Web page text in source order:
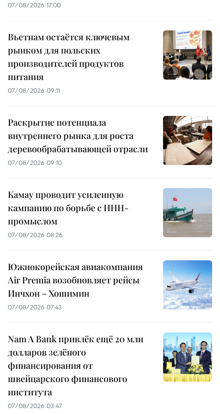
07/08/2026 17:00
Вьетнам остаётся ключевым
рынком для польских
производителей продуктов
питания
07/08/2026 09:11
Раскрытие потенциала
внутреннего рынка для роста
деревообрабатывающей отрасли
07/08/2026 09:10
Камау проводит усиленную
кампанию по борьбе с ННН-
промыслом
07/08/2026 08:26
Южнокорейская авиакомпания
Air Premia возобновляет рейсы
Инчхон – Хошимин
07/08/2026 07:43
Nam A Bank привлёк ещё 20 млн
долларов зелёного
финансирования от
швейцарского финансового
института
07/08/2026 03:47